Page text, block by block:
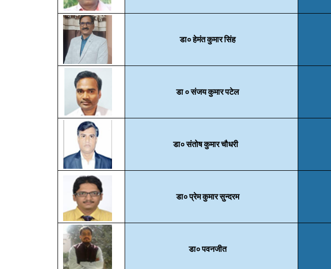
डा० हेमंत कुमार सिंह
डा ० संजय कुमार पटेल
डा० संतोष कुमार चौधरी
डा० प्रेम कुमार सुन्दरम
डा० पवनजीत